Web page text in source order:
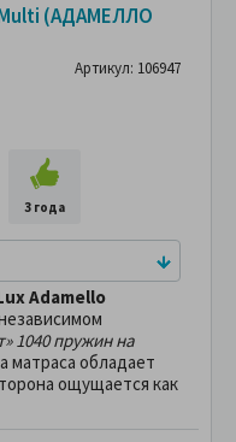
(АДАМЕЛЛО
Артикул: 106947
3 года
Adamello
1040 пружин на
матраса обладает
ощущается как